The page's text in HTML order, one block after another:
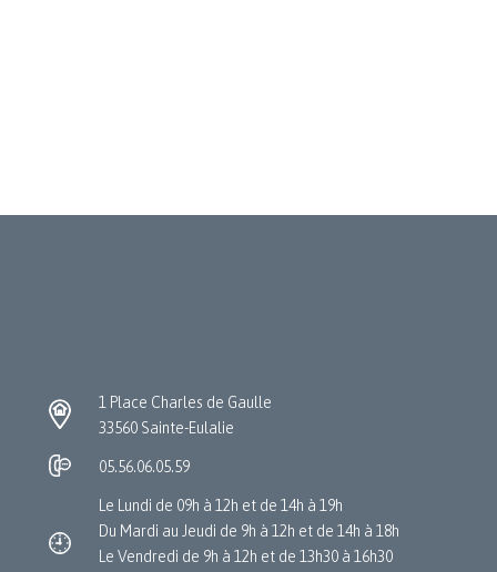
1 Place Charles de Gaulle
33560 Sainte-Eulalie
05.56.06.05.59
Le Lundi de 09h à 12h et de 14h à 19h
Du Mardi au Jeudi de 9h à 12h et de 14h à 18h
Le Vendredi de 9h à 12h et de 13h30 à 16h30